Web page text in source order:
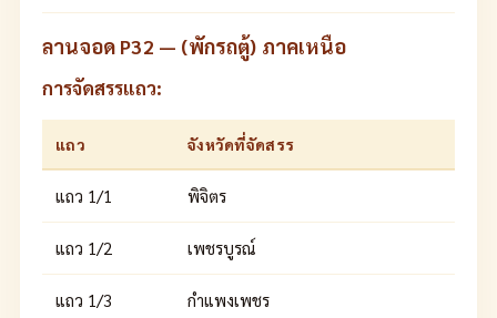
ลานจอด P32 — (พักรถตู้) ภาคเหนือ
การจัดสรรแถว:
แถว จังหวัดที่จัดสรร
แถว 1/1 พิจิตร
แถว 1/2 เพชรบูรณ์
แถว 1/3 กำแพงเพชร